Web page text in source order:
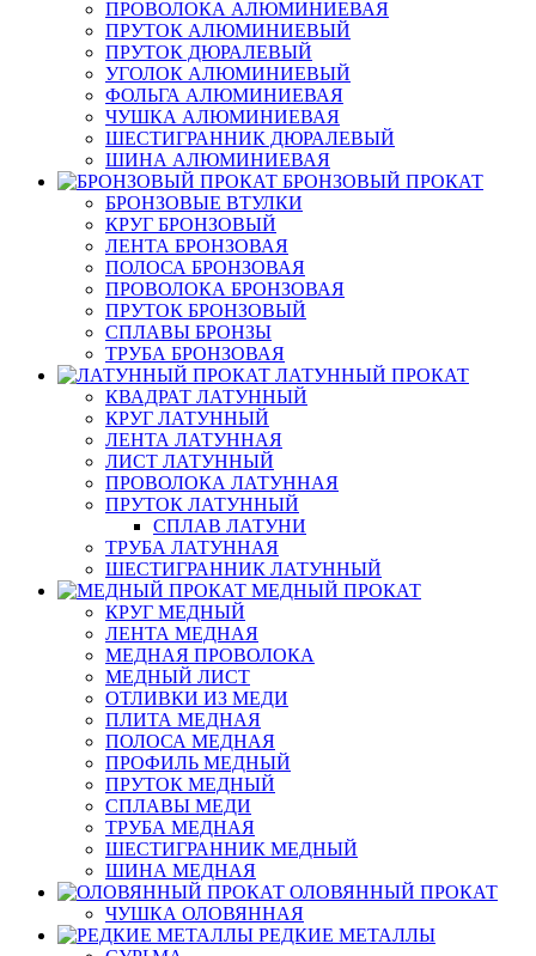
ПРОВОЛОКА АЛЮМИНИЕВАЯ
ПРУТОК АЛЮМИНИЕВЫЙ
ПРУТОК ДЮРАЛЕВЫЙ
УГОЛОК АЛЮМИНИЕВЫЙ
ФОЛЬГА АЛЮМИНИЕВАЯ
ЧУШКА АЛЮМИНИЕВАЯ
ШЕСТИГРАННИК ДЮРАЛЕВЫЙ
ШИНА АЛЮМИНИЕВАЯ
БРОНЗОВЫЙ ПРОКАТ
БРОНЗОВЫЕ ВТУЛКИ
КРУГ БРОНЗОВЫЙ
ЛЕНТА БРОНЗОВАЯ
ПОЛОСА БРОНЗОВАЯ
ПРОВОЛОКА БРОНЗОВАЯ
ПРУТОК БРОНЗОВЫЙ
СПЛАВЫ БРОНЗЫ
ТРУБА БРОНЗОВАЯ
ЛАТУННЫЙ ПРОКАТ
КВАДРАТ ЛАТУННЫЙ
КРУГ ЛАТУННЫЙ
ЛЕНТА ЛАТУННАЯ
ЛИСТ ЛАТУННЫЙ
ПРОВОЛОКА ЛАТУННАЯ
ПРУТОК ЛАТУННЫЙ
СПЛАВ ЛАТУНИ
ТРУБА ЛАТУННАЯ
ШЕСТИГРАННИК ЛАТУННЫЙ
МЕДНЫЙ ПРОКАТ
КРУГ МЕДНЫЙ
ЛЕНТА МЕДНАЯ
МЕДНАЯ ПРОВОЛОКА
МЕДНЫЙ ЛИСТ
ОТЛИВКИ ИЗ МЕДИ
ПЛИТА МЕДНАЯ
ПОЛОСА МЕДНАЯ
ПРОФИЛЬ МЕДНЫЙ
ПРУТОК МЕДНЫЙ
СПЛАВЫ МЕДИ
ТРУБА МЕДНАЯ
ШЕСТИГРАННИК МЕДНЫЙ
ШИНА МЕДНАЯ
ОЛОВЯННЫЙ ПРОКАТ
ЧУШКА ОЛОВЯННАЯ
РЕДКИЕ МЕТАЛЛЫ